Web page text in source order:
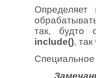
Определяет
так, будто
include(), так
Специальное